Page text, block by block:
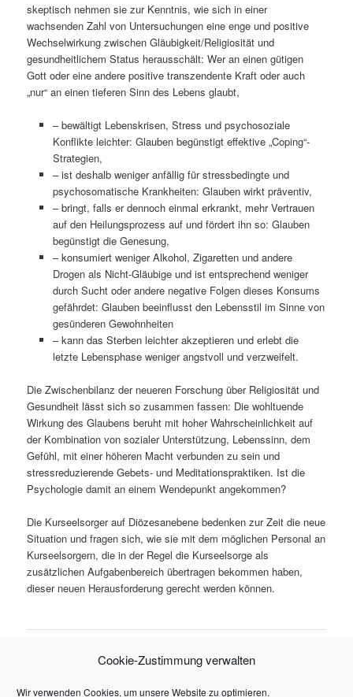
Cookie-Zustimmung verwalten
Wir verwenden Cookies, um unsere Website zu optimieren.
skeptisch nehmen sie zur Kenntnis, wie sich in einer
wachsenden Zahl von Untersuchungen eine enge und positive
Wechselwirkung zwischen Gläubigkeit/Religiosität und
gesundheitlichem Status herausschält: Wer an einen gütigen
Gott oder eine andere positive transzendente Kraft oder auch
„nur“ an einen tieferen Sinn des Lebens glaubt,
– bewältigt Lebenskrisen, Stress und psychosoziale
Konflikte leichter: Glauben begünstigt effektive „Coping“-
Strategien,
– ist deshalb weniger anfällig für stressbedingte und
psychosomatische Krankheiten: Glauben wirkt präventiv,
– bringt, falls er dennoch einmal erkrankt, mehr Vertrauen
auf den Heilungsprozess auf und fördert ihn so: Glauben
begünstigt die Genesung,
– konsumiert weniger Alkohol, Zigaretten und andere
Drogen als Nicht-Gläubige und ist entsprechend weniger
durch Sucht oder andere negative Folgen dieses Konsums
gefährdet: Glauben beeinflusst den Lebensstil im Sinne von
gesünderen Gewohnheiten
– kann das Sterben leichter akzeptieren und erlebt die
letzte Lebensphase weniger angstvoll und verzweifelt.
Die Zwischenbilanz der neueren Forschung über Religiosität und
Gesundheit lässt sich so zusammen fassen: Die wohltuende
Wirkung des Glaubens beruht mit hoher Wahrscheinlichkeit auf
der Kombination von sozialer Unterstützung, Lebenssinn, dem
Gefühl, mit einer höheren Macht verbunden zu sein und
stressreduzierende Gebets- und Meditationspraktiken. Ist die
Psychologie damit an einem Wendepunkt angekommen?
Die Kurseelsorger auf Diözesanebene bedenken zur Zeit die neue
Situation und fragen sich, wie sie mit dem möglichen Personal an
Kurseelsorgern, die in der Regel die Kurseelsorge als
zusätzlichen Aufgabenbereich übertragen bekommen haben,
dieser neuen Herausforderung gerecht werden können.